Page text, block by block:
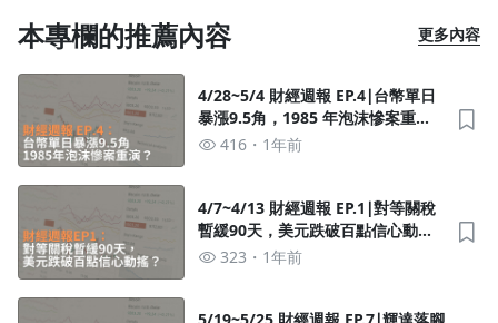
本專欄的推薦內容 更多內容
4/28~5/4 財經週報 EP.4∣台幣單日
暴漲9.5角，1985 年泡沫慘案重
演？416 1年前
4/7~4/13 財經週報 EP.1∣對等關稅
暫緩90天，美元跌破百點信心動
搖？323 1年前